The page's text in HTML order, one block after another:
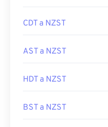
CDT a NZST
AST a NZST
HDT a NZST
BST a NZST